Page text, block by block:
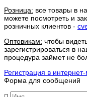
Розница: все товары в
можете посмотреть и
розничных клиентов -
Оптовикам: чтобы
зарегистрироваться в
процедура займет не
Регистрация в
Форма для сообщений